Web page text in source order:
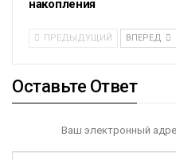
накопления
ПРЕДЫДУЩИЙ ВПЕРЕД
Оставьте Ответ
Ваш электронный